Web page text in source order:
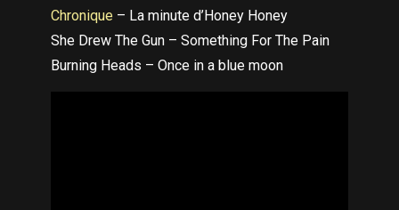
Chronique – La minute d’Honey Honey
She Drew The Gun – Something For The Pain
Burning Heads – Once in a blue moon